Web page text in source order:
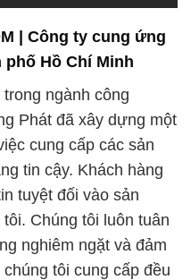
| Công ty cung ứng
phố Hồ Chí Minh
ngành công
Phát đã xây dựng một
cung cấp các sản
tin cậy. Khách hàng
tuyệt đối vào sản
Chúng tôi luôn tuân
nghiêm ngặt và đảm
tôi cung cấp đều